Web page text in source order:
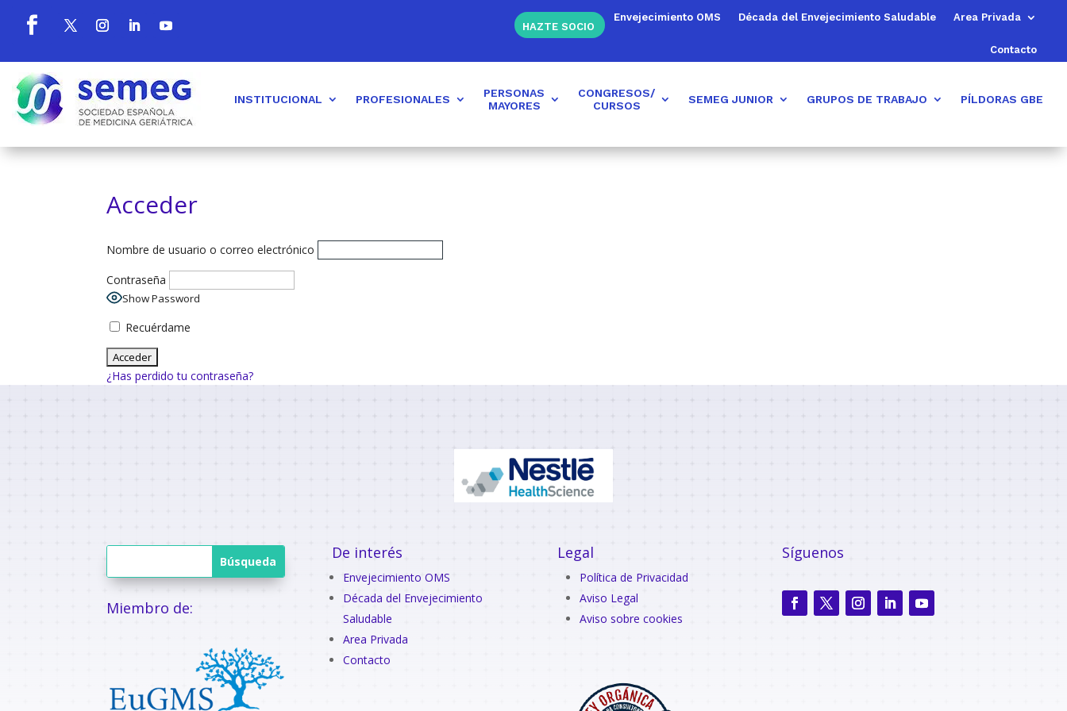
HAZTE SOCIO
Envejecimiento OMS Década del Envejecimiento Saludable Area Privada
Contacto
INSTITUCIONAL PROFESIONALES
PERSONAS
MAYORES
CONGRESOS/
CURSOS
SEMEG JUNIOR GRUPOS DE TRABAJO PÍLDORAS GBE
Acceder
Nombre de usuario o correo electrónico
Contraseña
Show Password
Recuérdame
¿Has perdido tu contraseña?
Miembro de:
De interés
Envejecimiento OMS
Década del Envejecimiento
Saludable
Area Privada
Contacto
Legal
Política de Privacidad
Aviso Legal
Aviso sobre cookies
Síguenos